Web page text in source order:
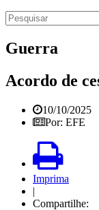
Guerra
Acordo de
10/10/2025
Por: EFE
Imprima
|
Compartilhe: